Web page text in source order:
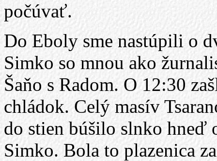
počúvať.
Do Eboly sme nastúpili o
Simko so mnou ako
Šaňo s Radom. O 12:30
chládok. Celý masív
do stien búšilo slnko hneď
Simko. Bola to plazenica